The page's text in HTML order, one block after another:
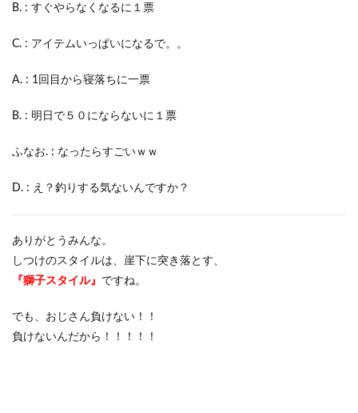
B. : すぐやらなくなるに１票
C. : アイテムいっぱいになるで。。
A. : 1回目から寝落ちに一票
B. : 明日で５０にならないに１票
ふなお. : なったらすごいｗｗ
D. : え？釣りする気ないんですか？
ありがとうみんな。
しつけのスタイルは、崖下に突き落とす、
『獅子スタイル』 ですね。
でも、おじさん負けない！！
負けないんだから！！！！！